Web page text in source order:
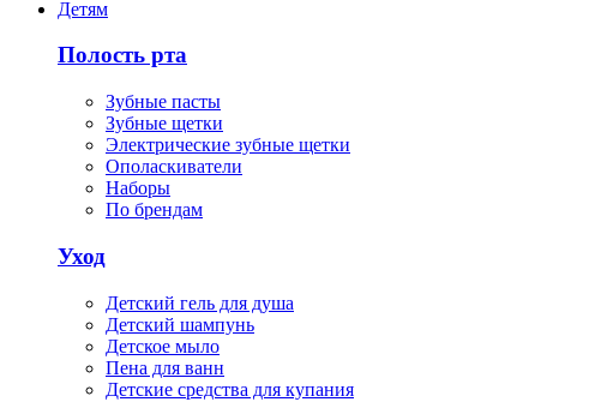
Детям
Полость рта
Зубные пасты
Зубные щетки
Электрические зубные щетки
Ополаскиватели
Наборы
По брендам
Уход
Детский гель для душа
Детский шампунь
Детское мыло
Пена для ванн
Детские средства для купания